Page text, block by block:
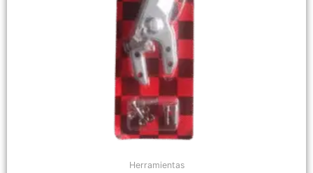
Herramientas